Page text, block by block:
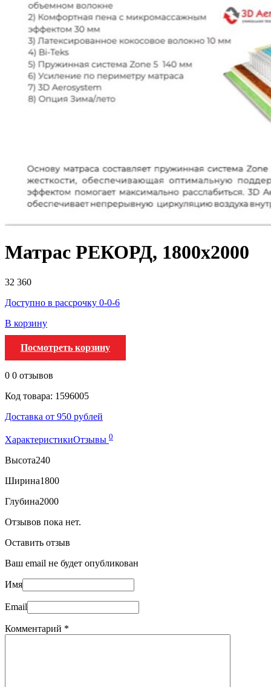
Матрас РЕКОРД, 1800х2000
32 360
Доступно в рассрочку 0-0-6
В корзину
Посмотреть корзину
0 0 отзывов
Код товара: 1596005
Доставка от 950 рублей
ХарактеристикиОтзывы 0
Высота240
Ширина1800
Глубина2000
Отзывов пока нет.
Оставить отзыв
Ваш email не будет опубликован
Имя
Email
Комментарий *